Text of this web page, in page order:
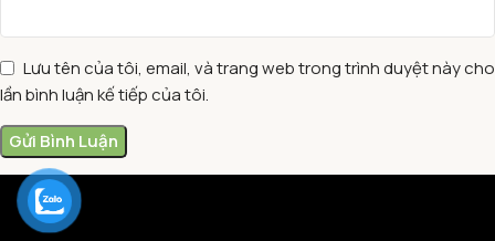
Lưu tên của tôi, email, và trang web trong trình duyệt này cho
lần bình luận kế tiếp của tôi.